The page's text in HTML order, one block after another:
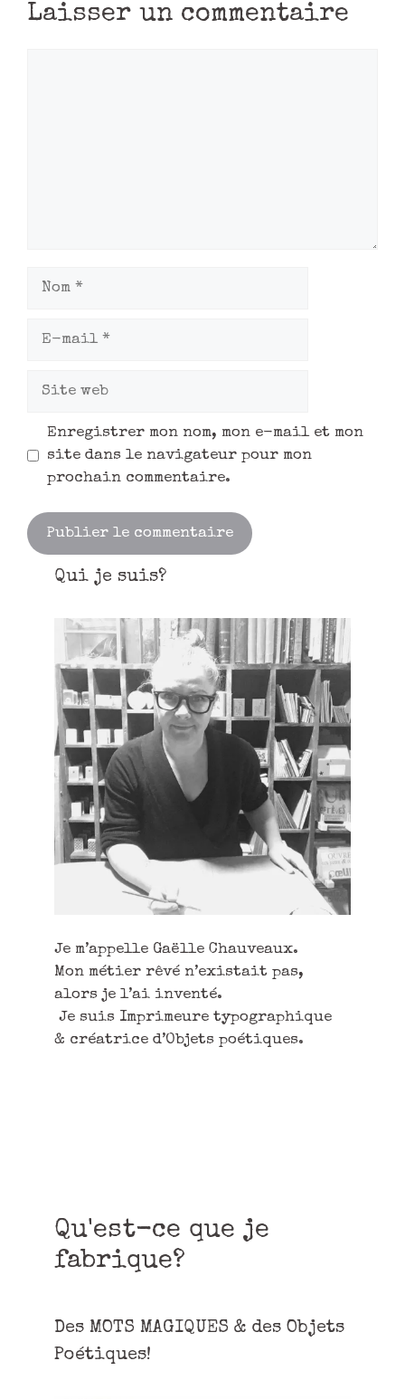
Laisser un commentaire
Enregistrer mon nom, mon e-mail et mon
site dans le navigateur pour mon
prochain commentaire.
Qui je suis?
Je m’appelle Gaëlle Chauveaux.
Mon métier rêvé n’existait pas,
alors je l’ai inventé.
Je suis Imprimeure typographique
& créatrice d’Objets poétiques.
Qu'est-ce que je
fabrique?
Des MOTS MAGIQUES & des Objets
Poétiques!